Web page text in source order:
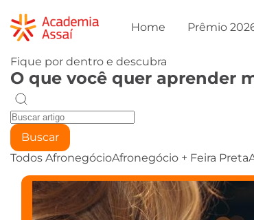
Home Prêmio
Fique por dentro e descubra
O que você quer aprender
Buscar
Todos AfronegócioAfronegócio + Feira Preta